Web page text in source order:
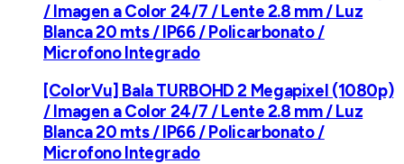
/ Imagen a Color 24/7 / Lente 2.8 mm / Luz
Blanca 20 mts / IP66 / Policarbonato /
Microfono Integrado
[ColorVu] Bala TURBOHD 2 Megapixel (1080p)
/ Imagen a Color 24/7 / Lente 2.8 mm / Luz
Blanca 20 mts / IP66 / Policarbonato /
Microfono Integrado